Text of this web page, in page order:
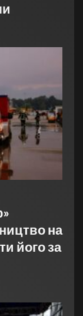
на
його за